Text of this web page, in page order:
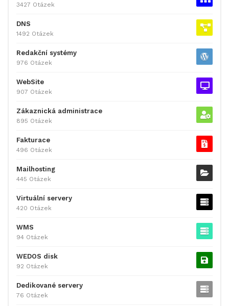
3427 Otázek
DNS
1492 Otázek
Redakční systémy
976 Otázek
WebSite
907 Otázek
Zákaznická administrace
895 Otázek
Fakturace
496 Otázek
Mailhosting
445 Otázek
Virtuální servery
420 Otázek
WMS
94 Otázek
WEDOS disk
92 Otázek
Dedikované servery
76 Otázek